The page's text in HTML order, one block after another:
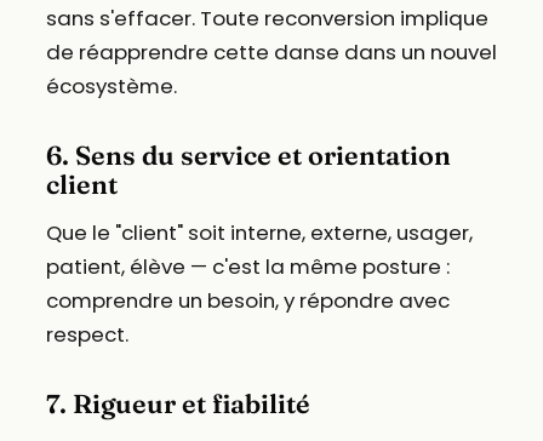
sans s'effacer. Toute reconversion implique
de réapprendre cette danse dans un nouvel
écosystème.
6. Sens du service et orientation
client
Que le "client" soit interne, externe, usager,
patient, élève — c'est la même posture :
comprendre un besoin, y répondre avec
respect.
7. Rigueur et fiabilité